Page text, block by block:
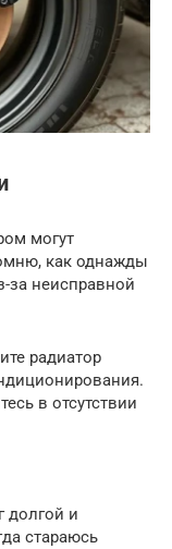
могут
как однажды
за неисправной
радиатор
в отсутствии
долгой и
стараюсь